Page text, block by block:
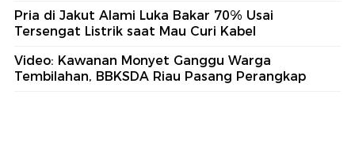
Pria di Jakut Alami Luka Bakar 70% Usai
Tersengat Listrik saat Mau Curi Kabel
Video: Kawanan Monyet Ganggu Warga
Tembilahan, BBKSDA Riau Pasang Perangkap